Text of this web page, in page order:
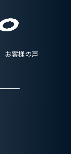
お客様の声